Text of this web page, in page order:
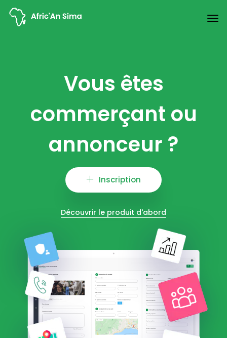
Vous êtes
commerçant ou
annonceur ?
Inscription
Découvrir le produit d'abord